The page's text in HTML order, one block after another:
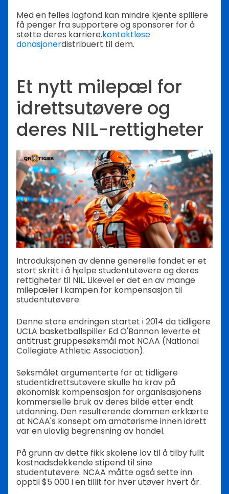
Med en felles lagfond kan mindre kjente spillere
få penger fra supportere og sponsorer for å
støtte deres karriere.kontaktløse
donasjonerdistribuert til dem.
Et nytt milepæl for
idrettsutøvere og
deres NIL-rettigheter
Introduksjonen av denne generelle fondet er et
stort skritt i å hjelpe studentutøvere og deres
rettigheter til NIL. Likevel er det en av mange
milepæler i kampen for kompensasjon til
studentutøvere.
Denne store endringen startet i 2014 da tidligere
UCLA basketballspiller Ed O'Bannon leverte et
antitrust gruppesøksmål mot NCAA (National
Collegiate Athletic Association).
Søksmålet argumenterte for at tidligere
studentidrettsutøvere skulle ha krav på
økonomisk kompensasjon for organisasjonens
kommersielle bruk av deres bilde etter endt
utdanning. Den resulterende dommen erklærte
at NCAA's konsept om amatørisme innen idrett
var en ulovlig begrensning av handel.
På grunn av dette fikk skolene lov til å tilby fullt
kostnadsdekkende stipend til sine
studentutøvere. NCAA måtte også sette inn
opptil $5 000 i en tillit for hver utøver hvert år.